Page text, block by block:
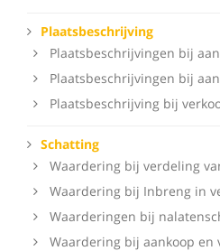
Plaatsbeschrijving
Plaatsbeschrijvingen bij
Plaatsbeschrijvingen bij
Plaatsbeschrijving bij
Schatting
Waardering bij verdeling
Waardering bij Inbreng in
Waarderingen bij
Waardering bij aankoop en